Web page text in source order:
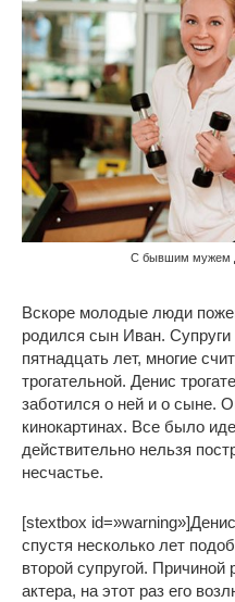
С бывшим мужем
Вскоре молодые люди
родился сын Иван.
пятнадцать лет, многие
трогательной. Денис
заботился о ней и о сыне.
кинокартинах. Все было
действительно нельзя
несчастье.
[stextbox
спустя несколько лет
второй супругой.
актера, на этот раз его